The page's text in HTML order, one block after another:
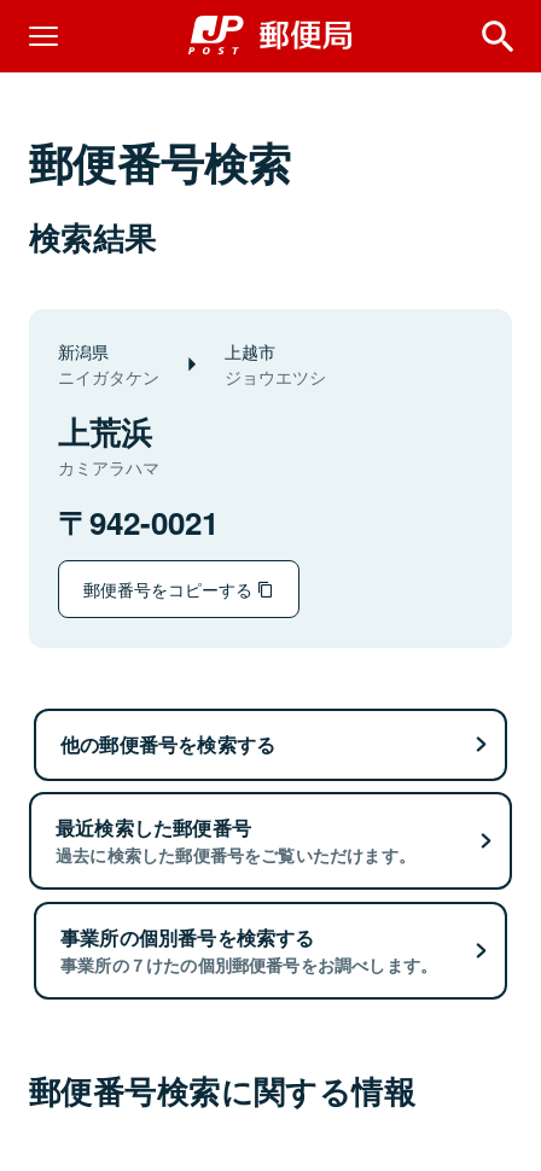
郵便番号検索
検索結果
新潟県
ニイガタケン
上越市
ジョウエツシ
上荒浜
カミアラハマ
942-0021
郵便番号をコピーする
他の郵便番号を検索する
最近検索した郵便番号
過去に検索した郵便番号をご覧いただけます。
事業所の個別番号を検索する
事業所の７けたの個別郵便番号をお調べします。
郵便番号検索に関する情報